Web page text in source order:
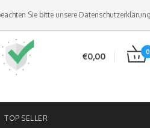
ANMELDEN KUNDENKONTO
€0,00 0
TOP SELLER
Sie bitte unsere